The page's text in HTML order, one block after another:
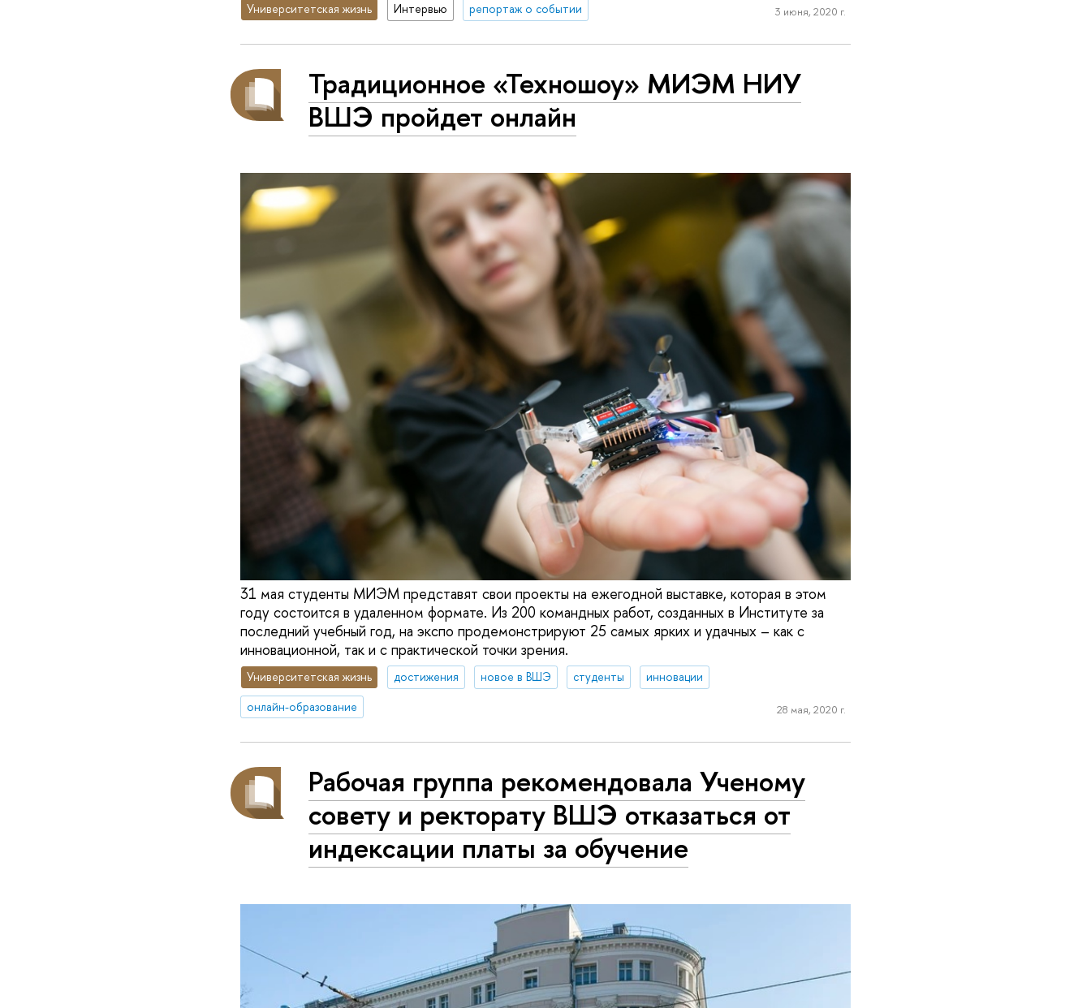
Университетская жизнь Интервью репортаж о событии 3 июня, 2020 г.
Традиционное «Техношоу» МИЭМ НИУ
ВШЭ пройдет онлайн
31 мая студенты МИЭМ представят свои проекты на ежегодной выставке, которая в этом
году состоится в удаленном формате. Из 200 командных работ, созданных в Институте за
последний учебный год, на экспо продемонстрируют 25 самых ярких и удачных – как с
инновационной, так и с практической точки зрения.
Университетская жизнь достижения новое в ВШЭ студенты
инновации
онлайн-образование
28 мая, 2020 г.
Рабочая группа рекомендовала Ученому
совету и ректорату ВШЭ отказаться от
индексации платы за обучение